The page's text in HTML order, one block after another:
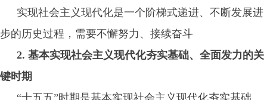
实现社会主义现代化是一个阶梯式递进、不断发展进
步的历史过程，需要不懈努力、接续奋斗
2. 基本实现社会主义现代化夯实基础、全面发力的关
键时期
“十五五”时期是基本实现社会主义现代化夯实基础、